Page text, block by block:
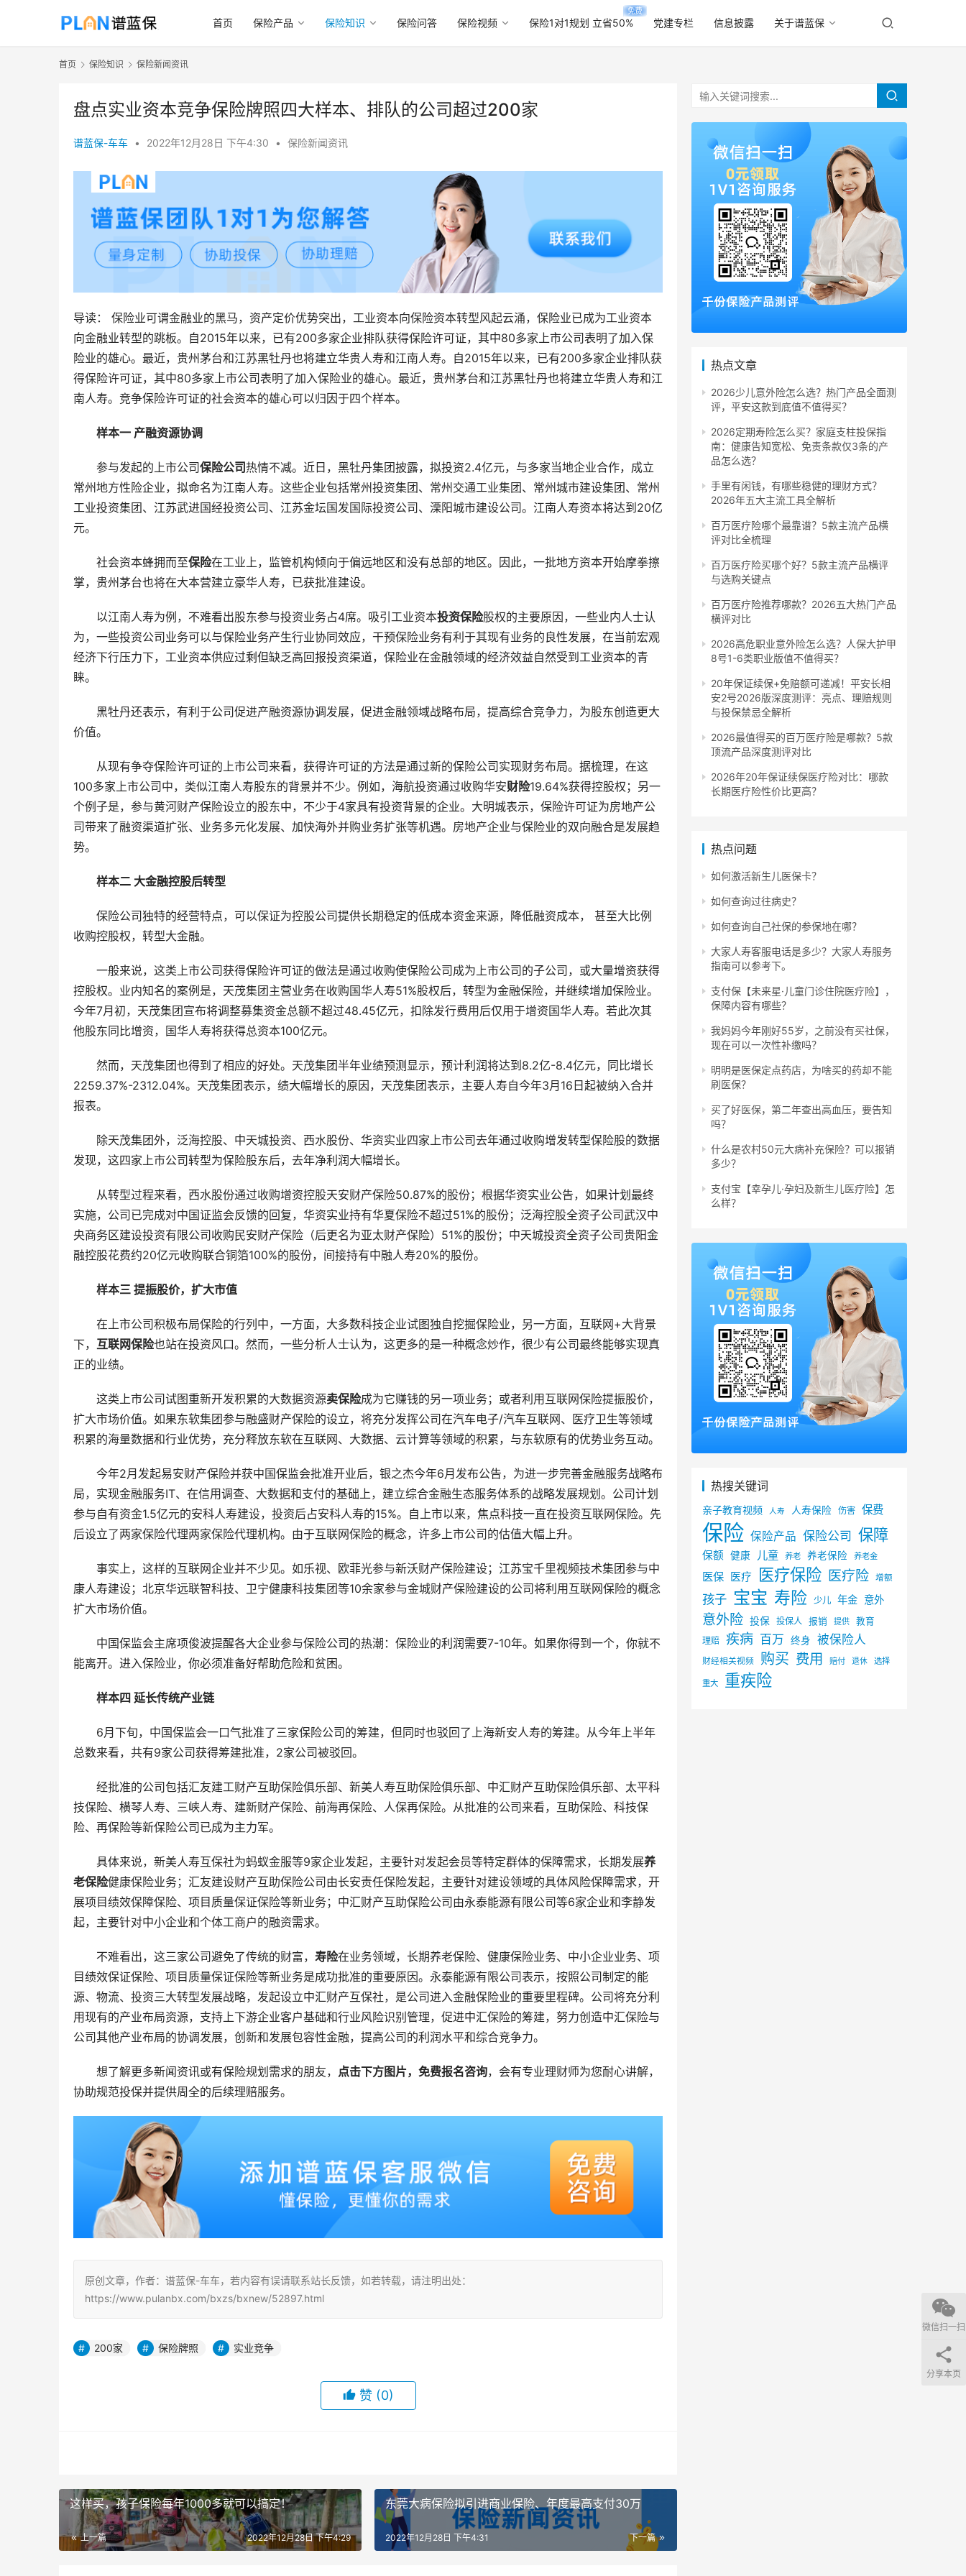
首页 保险产品 保险知识 保险问答 保险视频 保险1对1规划 立省50%
免费
党建专栏 信息披露 关于谱蓝保
首页 保险知识 保险新闻资讯
盘点实业资本竞争保险牌照四大样本、排队的公司超过200家
谱蓝保-车车 • 2022年12月28日 下午4:30 • 保险新闻资讯
导读： 保险业可谓金融业的黑马，资产定价优势突出，工业资本向保险资本转型风起云涌，保险业已成为工业资本
向金融业转型的跳板。自2015年以来，已有200多家企业排队获得保险许可证，其中80多家上市公司表明了加入保
险业的雄心。最近，贵州茅台和江苏黑牡丹也将建立华贵人寿和江南人寿。自2015年以来，已有200多家企业排队获
得保险许可证，其中80多家上市公司表明了加入保险业的雄心。最近，贵州茅台和江苏黑牡丹也将建立华贵人寿和江
南人寿。竞争保险许可证的社会资本的雄心可以归因于四个样本。
样本一 产融资源协调
参与发起的上市公司保险公司热情不减。近日，黑牡丹集团披露，拟投资2.4亿元，与多家当地企业合作，成立
常州地方性险企业，拟命名为江南人寿。这些企业包括常州投资集团、常州交通工业集团、常州城市建设集团、常州
工业投资集团、江苏武进国经投资公司、江苏金坛国发国际投资公司、溧阳城市建设公司。江南人寿资本将达到20亿
元。
社会资本蜂拥而至保险在工业上，监管机构倾向于偏远地区和没有总部的地区。因此，一批地方资本开始摩拳擦
掌，贵州茅台也将在大本营建立豪华人寿，已获批准建设。
以江南人寿为例，不难看出股东参与投资业务占4席。吸引工业资本投资保险股权的主要原因，一些业内人士认
为，一些投资公司业务可以与保险业务产生行业协同效应，干预保险业务有利于其现有业务的良性发展，在当前宏观
经济下行压力下，工业资本供应过剩但缺乏高回报投资渠道，保险业在金融领域的经济效益自然受到工业资本的青
睐。
黑牡丹还表示，有利于公司促进产融资源协调发展，促进金融领域战略布局，提高综合竞争力，为股东创造更大
价值。
从现有争夺保险许可证的上市公司来看，获得许可证的方法是通过新的保险公司实现财务布局。据梳理，在这
100多家上市公司中，类似江南人寿股东的背景并不少。例如，海航投资通过收购华安财险19.64%获得控股权；另一
个例子是，参与黄河财产保险设立的股东中，不少于4家具有投资背景的企业。大明城表示，保险许可证为房地产公
司带来了融资渠道扩张、业务多元化发展、加快海外并购业务扩张等机遇。房地产企业与保险业的双向融合是发展趋
势。
样本二 大金融控股后转型
保险公司独特的经营特点，可以保证为控股公司提供长期稳定的低成本资金来源，降低融资成本， 甚至大比例
收购控股权，转型大金融。
一般来说，这类上市公司获得保险许可证的做法是通过收购使保险公司成为上市公司的子公司，或大量增资获得
控股权。业内知名的案例是，天茂集团主营业务在收购国华人寿51%股权后，转型为金融保险，并继续增加保险业。
今年7月初，天茂集团宣布将调整募集资金总额不超过48.45亿元，扣除发行费用后仅用于增资国华人寿。若此次其
他股东同比增资，国华人寿将获得总资本100亿元。
然而，天茂集团也得到了相应的好处。天茂集团半年业绩预测显示，预计利润将达到8.2亿-8.4亿元，同比增长
2259.37%-2312.04%。天茂集团表示，绩大幅增长的原因，天茂集团表示，主要人寿自今年3月16日起被纳入合并
报表。
除天茂集团外，泛海控股、中天城投资、西水股份、华资实业四家上市公司去年通过收购增发转型保险股的数据
发现，这四家上市公司转型为保险股东后，去年净利润大幅增长。
从转型过程来看，西水股份通过收购增资控股天安财产保险50.87%的股份；根据华资实业公告，如果计划最终
实施，公司已完成对中国证监会反馈的回复，华资实业持有华夏保险不超过51%的股份；泛海控股全资子公司武汉中
央商务区建设投资有限公司收购民安财产保险（后更名为亚太财产保险）51%的股份；中天城投资全资子公司贵阳金
融控股花费约20亿元收购联合铜箔100%的股份，间接持有中融人寿20%的股份。
样本三 提振股价，扩大市值
在上市公司积极布局保险的行列中，一方面，大多数科技企业试图独自挖掘保险业，另一方面，互联网+大背景
下， 互联网保险也站在投资风口。然而，一些分析人士认为，这更多的是一种概念炒作，很少有公司最终能够实现真
正的业绩。
这类上市公司试图重新开发积累的大数据资源卖保险成为它赚钱的另一项业务；或者利用互联网保险提振股价，
扩大市场价值。如果东软集团参与融盛财产保险的设立，将充分发挥公司在汽车电子/汽车互联网、医疗卫生等领域
积累的海量数据和行业优势，充分释放东软在互联网、大数据、云计算等领域的积累，与东软原有的优势业务互动。
今年2月发起易安财产保险并获中国保监会批准开业后，银之杰今年6月发布公告，为进一步完善金融服务战略布
局，实现金融服务IT、在信用调查、大数据和支付的基础上，建立综合金融生态服务体系的战略发展规划。公司计划
参与自有资金1.5亿元的安科人寿建设，投资后占安科人寿的15%。自上市以来，焦点科技一直在投资互联网保险。先
后设立了两家保险代理两家保险代理机构。由于互联网保险的概念，许多上市公司的估值大幅上升。
事实上，这样的互联网企业并不少见。如乐视、欧菲光参与新沃财产保险建设；江苏宝千里视频技术集团参与中
康人寿建设；北京华远联智科技、卫宁健康科技集团等10余家参与金城财产保险建设的公司将利用互联网保险的概念
扩大市场价值。
中国保监会主席项俊波提醒各大企业参与保险公司的热潮：保险业的利润需要7-10年。如果你得到一个，你就不
能离开。进入保险业，你必须准备好帮助危险和贫困。
样本四 延长传统产业链
6月下旬，中国保监会一口气批准了三家保险公司的筹建，但同时也驳回了上海新安人寿的筹建。从今年上半年
总数来看，共有9家公司获得筹建批准，2家公司被驳回。
经批准的公司包括汇友建工财产互助保险俱乐部、新美人寿互助保险俱乐部、中汇财产互助保险俱乐部、太平科
技保险、横琴人寿、三峡人寿、建新财产保险、前海再保险、人保再保险。从批准的公司来看，互助保险、科技保
险、再保险等新保险公司已成为主力军。
具体来说，新美人寿互保社为蚂蚁金服等9家企业发起，主要针对发起会员等特定群体的保障需求，长期发展养
老保险健康保险业务；汇友建设财产互助保险公司由长安责任保险发起，主要针对建设领域的具体风险保障需求，开
展项目绩效保障保险、项目质量保证保险等新业务；中汇财产互助保险公司由永泰能源有限公司等6家企业和李静发
起，主要针对中小企业和个体工商户的融资需求。
不难看出，这三家公司避免了传统的财富， 寿险在业务领域，长期养老保险、健康保险业务、中小企业业务、项
目绩效保证保险、项目质量保证保险等新业务是成功批准的重要原因。永泰能源有限公司表示，按照公司制定的能
源、物流、投资三大转型发展战略，发起设立中汇财产互保社，是公司进入金融保险业的重要里程碑。公司将充分利
用现有的产业布局资源，支持上下游企业客户基础和行业风险识别管理，促进中汇保险的筹建，努力创造中汇保险与
公司其他产业布局的协调发展，创新和发展包容性金融，提高公司的利润水平和综合竞争力。
想了解更多新闻资讯或有保险规划需求的朋友， 点击下方图片，免费报名咨询，会有专业理财师为您耐心讲解，
协助规范投保并提供周全的后续理赔服务。
原创文章，作者：谱蓝保-车车，若内容有误请联系站长反馈，如若转载，请注明出处：
https://www.pulanbx.com/bxzs/bxnew/52897.html
200家 保险牌照 实业竞争
赞 (0)
这样买，孩子保险每年1000多就可以搞定！
上一篇 2022年12月28日 下午4:29
东莞大病保险拟引进商业保险、年度最高支付30万
下一篇
2022年12月28日 下午4:31
热点文章
2026少儿意外险怎么选？热门产品全面测
评，平安这款到底值不值得买？
2026定期寿险怎么买？家庭支柱投保指
南：健康告知宽松、免责条款仅3条的产
品怎么选？
手里有闲钱，有哪些稳健的理财方式？
2026年五大主流工具全解析
百万医疗险哪个最靠谱？5款主流产品横
评对比全梳理
百万医疗险买哪个好？5款主流产品横评
与选购关键点
百万医疗险推荐哪款？2026五大热门产品
横评对比
2026高危职业意外险怎么选？人保大护甲
8号1-6类职业版值不值得买？
20年保证续保+免赔额可递减！平安长相
安2号2026版深度测评：亮点、理赔规则
与投保禁忌全解析
2026最值得买的百万医疗险是哪款？5款
顶流产品深度测评对比
2026年20年保证续保医疗险对比：哪款
长期医疗险性价比更高？
热点问题
如何激活新生儿医保卡？
如何查询过往病史？
如何查询自己社保的参保地在哪？
大家人寿客服电话是多少？大家人寿服务
指南可以参考下。
支付保【未来星·儿童门诊住院医疗险】，
保障内容有哪些？
我妈妈今年刚好55岁，之前没有买社保，
现在可以一次性补缴吗？
明明是医保定点药店，为啥买的药却不能
刷医保？
买了好医保，第二年查出高血压，要告知
吗？
什么是农村50元大病补充保险？可以报销
多少？
支付宝【幸孕儿·孕妇及新生儿医疗险】怎
么样？
热搜关键词
亲子教育视频 人寿 人寿保险 伤害 保费
保险 保险产品 保险公司 保障
保额 健康 儿童 养老 养老保险 养老金
医保 医疗 医疗保险 医疗险 增额
孩子 宝宝 寿险 少儿 年金 意外
意外险 投保 投保人 报销 提供
教育
理赔 疾病 百万 终身 被保险人
财经相关视频 购买 费用 赔付 退休 选择
重大 重疾险
微信扫一扫
分享本页